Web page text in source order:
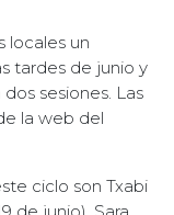
locales un
tardes de junio y
sesiones. Las
la web del
ciclo son Txabi